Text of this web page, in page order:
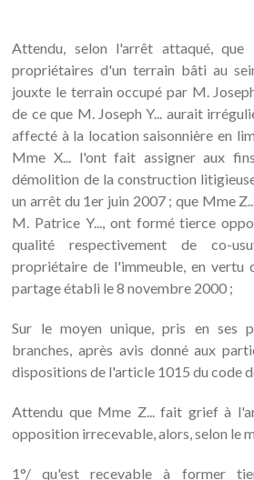
Attendu, selon l'arrêt attaqué,
propriétaires d'un terrain bâti au
jouxte le terrain occupé par M.
de ce que M. Joseph Y... aurait
affecté à la location saisonnière en
Mme X... l'ont fait assigner aux
démolition de la construction
un arrêt du 1er juin 2007 ; que Mme
M. Patrice Y..., ont formé tierce
qualité respectivement de co-
propriétaire de l'immeuble, en vertu
partage établi le 8 novembre 2000 ;
Sur le moyen unique, pris en ses
branches, après avis donné aux
dispositions de l'article 1015 du code
Attendu que Mme Z... fait grief à
opposition irrecevable, alors, selon le
1°/ qu'est recevable à former